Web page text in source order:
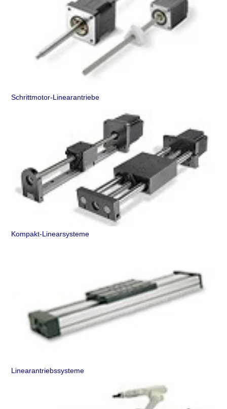
Schrittmotor-Linearantriebe
Kompakt-Linearsysteme
Linearantriebssysteme